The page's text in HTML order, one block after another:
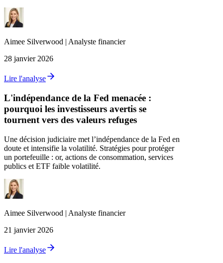
Aimee Silverwood | Analyste financier
28 janvier 2026
Lire l'analyse
L'indépendance de la Fed menacée :
pourquoi les investisseurs avertis se
tournent vers des valeurs refuges
Une décision judiciaire met l’indépendance de la Fed en
doute et intensifie la volatilité. Stratégies pour protéger
un portefeuille : or, actions de consommation, services
publics et ETF faible volatilité.
Aimee Silverwood | Analyste financier
21 janvier 2026
Lire l'analyse